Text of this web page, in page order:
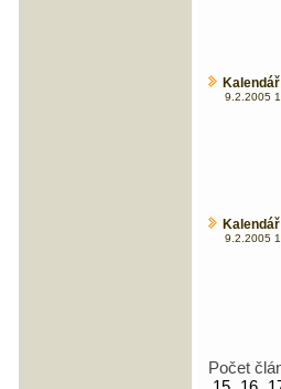
9.2.2005
9.2.2005
Počet